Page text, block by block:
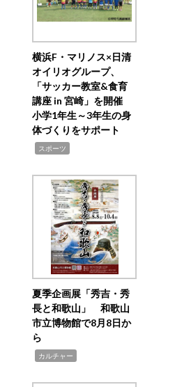
横浜F・マリノス×日清
オイリオグループ、
「サッカー教室&食育
講座 in 宮崎」を開催
小学1年生～3年生の身
体づくりをサポート
スポーツ
夏季企画展「秀吉・秀
長と和歌山」 和歌山
市立博物館で8月8日か
ら
カルチャー